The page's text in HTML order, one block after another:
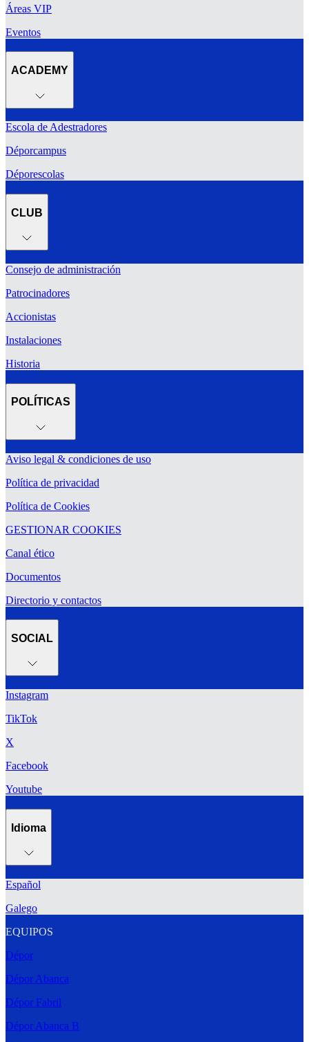
Áreas VIP
Eventos
ACADEMY
Escola de Adestradores
Déporcampus
Déporescolas
CLUB
Consejo de administración
Patrocinadores
Accionistas
Instalaciones
Historia
POLÍTICAS
Aviso legal & condiciones de uso
Política de privacidad
Política de Cookies
GESTIONAR COOKIES
Canal ético
Documentos
Directorio y contactos
SOCIAL
Instagram
TikTok
X
Facebook
Youtube
Idioma
Español
Galego
EQUIPOS
Dépor
Dépor Abanca
Dépor Fabril
Dépor Abanca B